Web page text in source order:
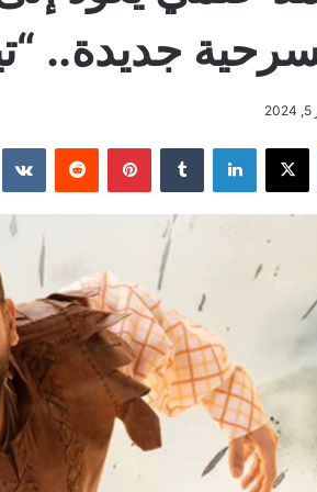
جديدة..
‫X لينكدإن بينتيريست